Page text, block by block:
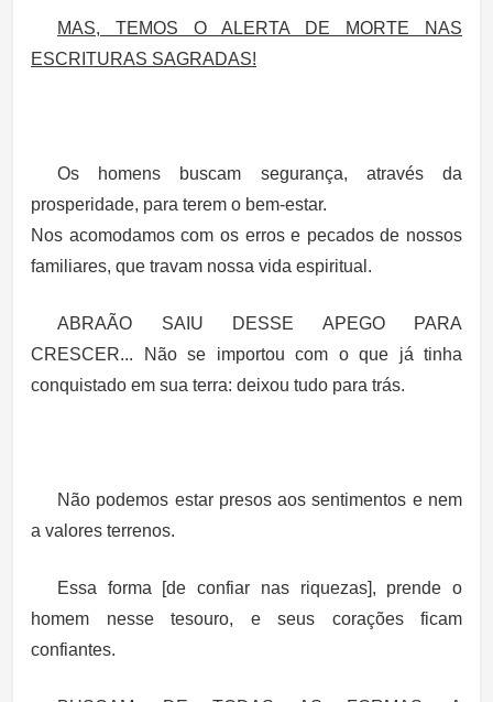
MAS, TEMOS O ALERTA DE MORTE NAS
ESCRITURAS SAGRADAS!
Os homens buscam segurança, através da
prosperidade, para terem o bem-estar.
Nos acomodamos com os erros e pecados de nossos
familiares, que travam nossa vida espiritual.
ABRAÃO SAIU DESSE APEGO PARA
CRESCER...
Não se importou com o que já tinha
conquistado em sua terra: deixou tudo para trás.
Não podemos estar presos aos sentimentos e nem
a valores terrenos.
Essa forma [de confiar nas riquezas], prende o
homem nesse tesouro, e seus corações ficam
confiantes.